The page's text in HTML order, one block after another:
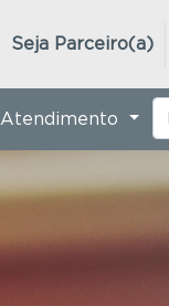
Seja Parceiro(a)
Atendimento